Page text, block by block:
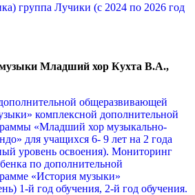
группа Лучики (с 2024 по 2026 год
музыки Младший хор Кухта В.А.,
общеразвивающей
комплексной дополнительной
«Младший хор музыкально-
для учащихся 6- 9 лет на 2 года
уровень освоения). Мониторинг
по дополнительной
«История музыки»
1-й год обучения, 2-й год обучения.